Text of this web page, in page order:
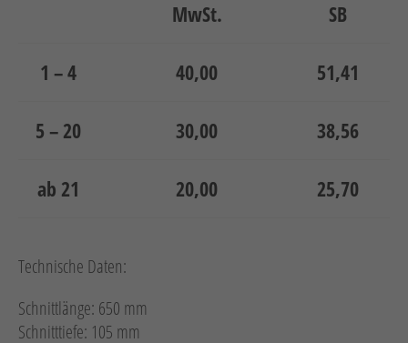
MwSt.
SB
1 – 4 40,00 51,41
5 – 20 30,00 38,56
ab 21 20,00 25,70
Technische Daten:
Schnittlänge: 650 mm
Schnitttiefe: 105 mm